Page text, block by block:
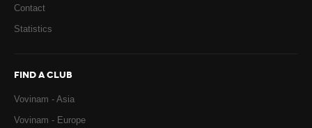
Contact
Statistics
FIND A CLUB
Vovinam - Asia
Vovinam - Europe